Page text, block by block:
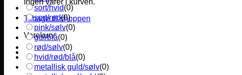
Ingen varer i kurven.
Tilbage til shoppen
Varekurv
sort/hvid(0)
sort/rød(0)
pink/sølv(0)
gul/blå(0)
rød/sølv(0)
hvid/rød/blå(0)
metallisk guld/sølv(0)